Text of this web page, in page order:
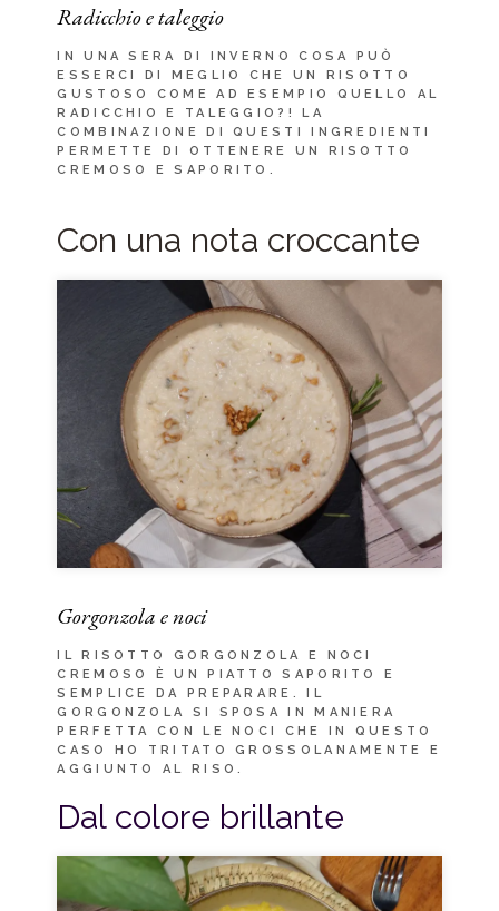
Radicchio e taleggio
IN UNA SERA DI INVERNO COSA PUÒ
ESSERCI DI MEGLIO CHE UN RISOTTO
GUSTOSO COME AD ESEMPIO QUELLO AL
RADICCHIO E TALEGGIO?! LA
COMBINAZIONE DI QUESTI INGREDIENTI
PERMETTE DI OTTENERE UN RISOTTO
CREMOSO E SAPORITO.
Con una nota croccante
Gorgonzola e noci
IL RISOTTO GORGONZOLA E NOCI
CREMOSO È UN PIATTO SAPORITO E
SEMPLICE DA PREPARARE. IL
GORGONZOLA SI SPOSA IN MANIERA
PERFETTA CON LE NOCI CHE IN QUESTO
CASO HO TRITATO GROSSOLANAMENTE E
AGGIUNTO AL RISO.
Dal colore brillante